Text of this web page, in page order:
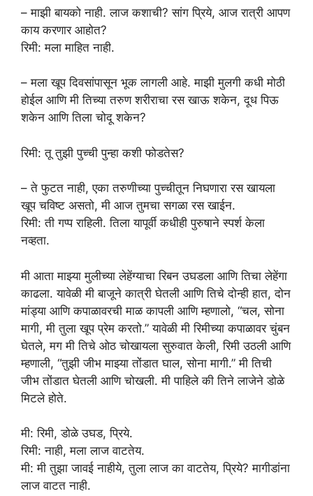
– माझी बायको नाही. लाज कशाची? सांग प्रिये, आज रात्री आपण
काय करणार आहोत?
रिमी: मला माहित नाही.
– मला खूप दिवसांपासून भूक लागली आहे. माझी मुलगी कधी मोठी
होईल आणि मी तिच्या तरुण शरीराचा रस खाऊ शकेन, दूध पिऊ
शकेन आणि तिला चोदू शकेन?
रिमी: तू तुझी पुच्ची पुन्हा कशी फोडतेस?
– ते फुटत नाही, एका तरुणीच्या पुच्चीतून निघणारा रस खायला
खूप चविष्ट असतो, मी आज तुमचा सगळा रस खाईन.
रिमी: ती गप्प राहिली. तिला यापूर्वी कधीही पुरुषाने स्पर्श केला
नव्हता.
मी आता माझ्या मुलीच्या लेहेंग्याचा रिबन उघडला आणि तिचा लेहेंगा
काढला. यावेळी मी बाजूने कात्री घेतली आणि तिचे दोन्ही हात, दोन
मांड्या आणि कपाळावरची माळ कापली आणि म्हणालो, “चल, सोना
मागी, मी तुला खूप प्रेम करतो.” यावेळी मी रिमीच्या कपाळावर चुंबन
घेतले, मग मी तिचे ओठ चोखायला सुरुवात केली, रिमी उठली आणि
म्हणाली, “तुझी जीभ माझ्या तोंडात घाल, सोना मागी.” मी तिची
जीभ तोंडात घेतली आणि चोखली. मी पाहिले की तिने लाजेने डोळे
मिटले होते.
मी: रिमी, डोळे उघड, प्रिये.
रिमी: नाही, मला लाज वाटतेय.
मी: मी तुझा जावई नाहीये, तुला लाज का वाटतेय, प्रिये? मागीडांना
लाज वाटत नाही.